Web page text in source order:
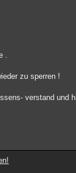
.
zu sperren !
verstand und